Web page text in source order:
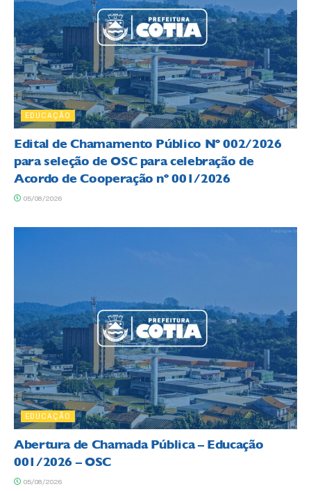
EDUCAÇÃO
Edital de Chamamento Público Nº 002/2026
para seleção de OSC para celebração de
Acordo de Cooperação nº 001/2026
05/08/2026
EDUCAÇÃO
Abertura de Chamada Pública – Educação
001/2026 – OSC
05/08/2026